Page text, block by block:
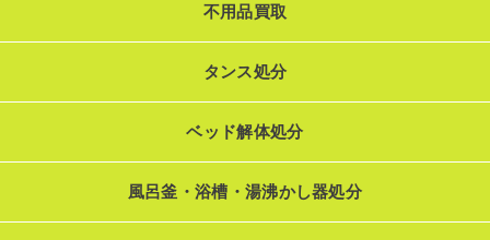
不用品買取
タンス処分
ベッド解体処分
風呂釜・浴槽・湯沸かし器処分